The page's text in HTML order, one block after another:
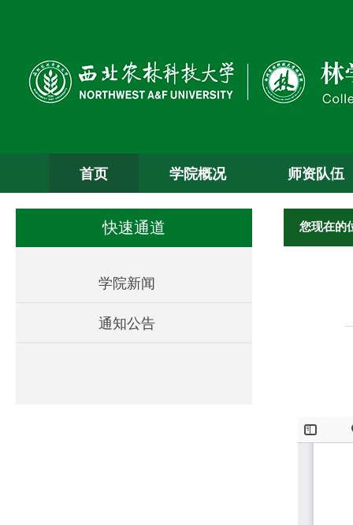
首页 学院概况 师资队伍
快速通道
学院新闻
通知公告
您现在的